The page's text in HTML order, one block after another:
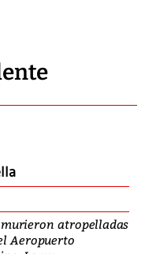
atropelladas
Aeropuerto